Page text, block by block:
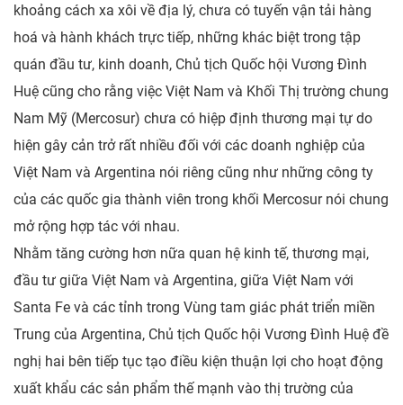
khoảng cách xa xôi về địa lý, chưa có tuyến vận tải hàng
hoá và hành khách trực tiếp, những khác biệt trong tập
quán đầu tư, kinh doanh, Chủ tịch Quốc hội Vương Đình
Huệ cũng cho rằng việc Việt Nam và Khối Thị trường chung
Nam Mỹ (Mercosur) chưa có hiệp định thương mại tự do
hiện gây cản trở rất nhiều đối với các doanh nghiệp của
Việt Nam và Argentina nói riêng cũng như những công ty
của các quốc gia thành viên trong khối Mercosur nói chung
mở rộng hợp tác với nhau.
Nhằm tăng cường hơn nữa quan hệ kinh tế, thương mại,
đầu tư giữa Việt Nam và Argentina, giữa Việt Nam với
Santa Fe và các tỉnh trong Vùng tam giác phát triển miền
Trung của Argentina, Chủ tịch Quốc hội Vương Đình Huệ đề
nghị hai bên tiếp tục tạo điều kiện thuận lợi cho hoạt động
xuất khẩu các sản phẩm thế mạnh vào thị trường của